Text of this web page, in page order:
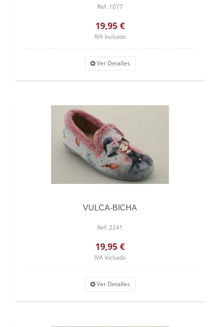
Ref. 1077
19,95 €
IVA Incluido
Ver Detalles
VULCA-BICHA
Ref. 2241
19,95 €
IVA Incluido
Ver Detalles